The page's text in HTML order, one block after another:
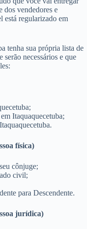
dos vendedores e
está regularizado em
tenha sua própria lista de
serão necessários e que
Itaquaquecetuba;
física)
cônjuge;
civil;
para Descendente.
jurídica)